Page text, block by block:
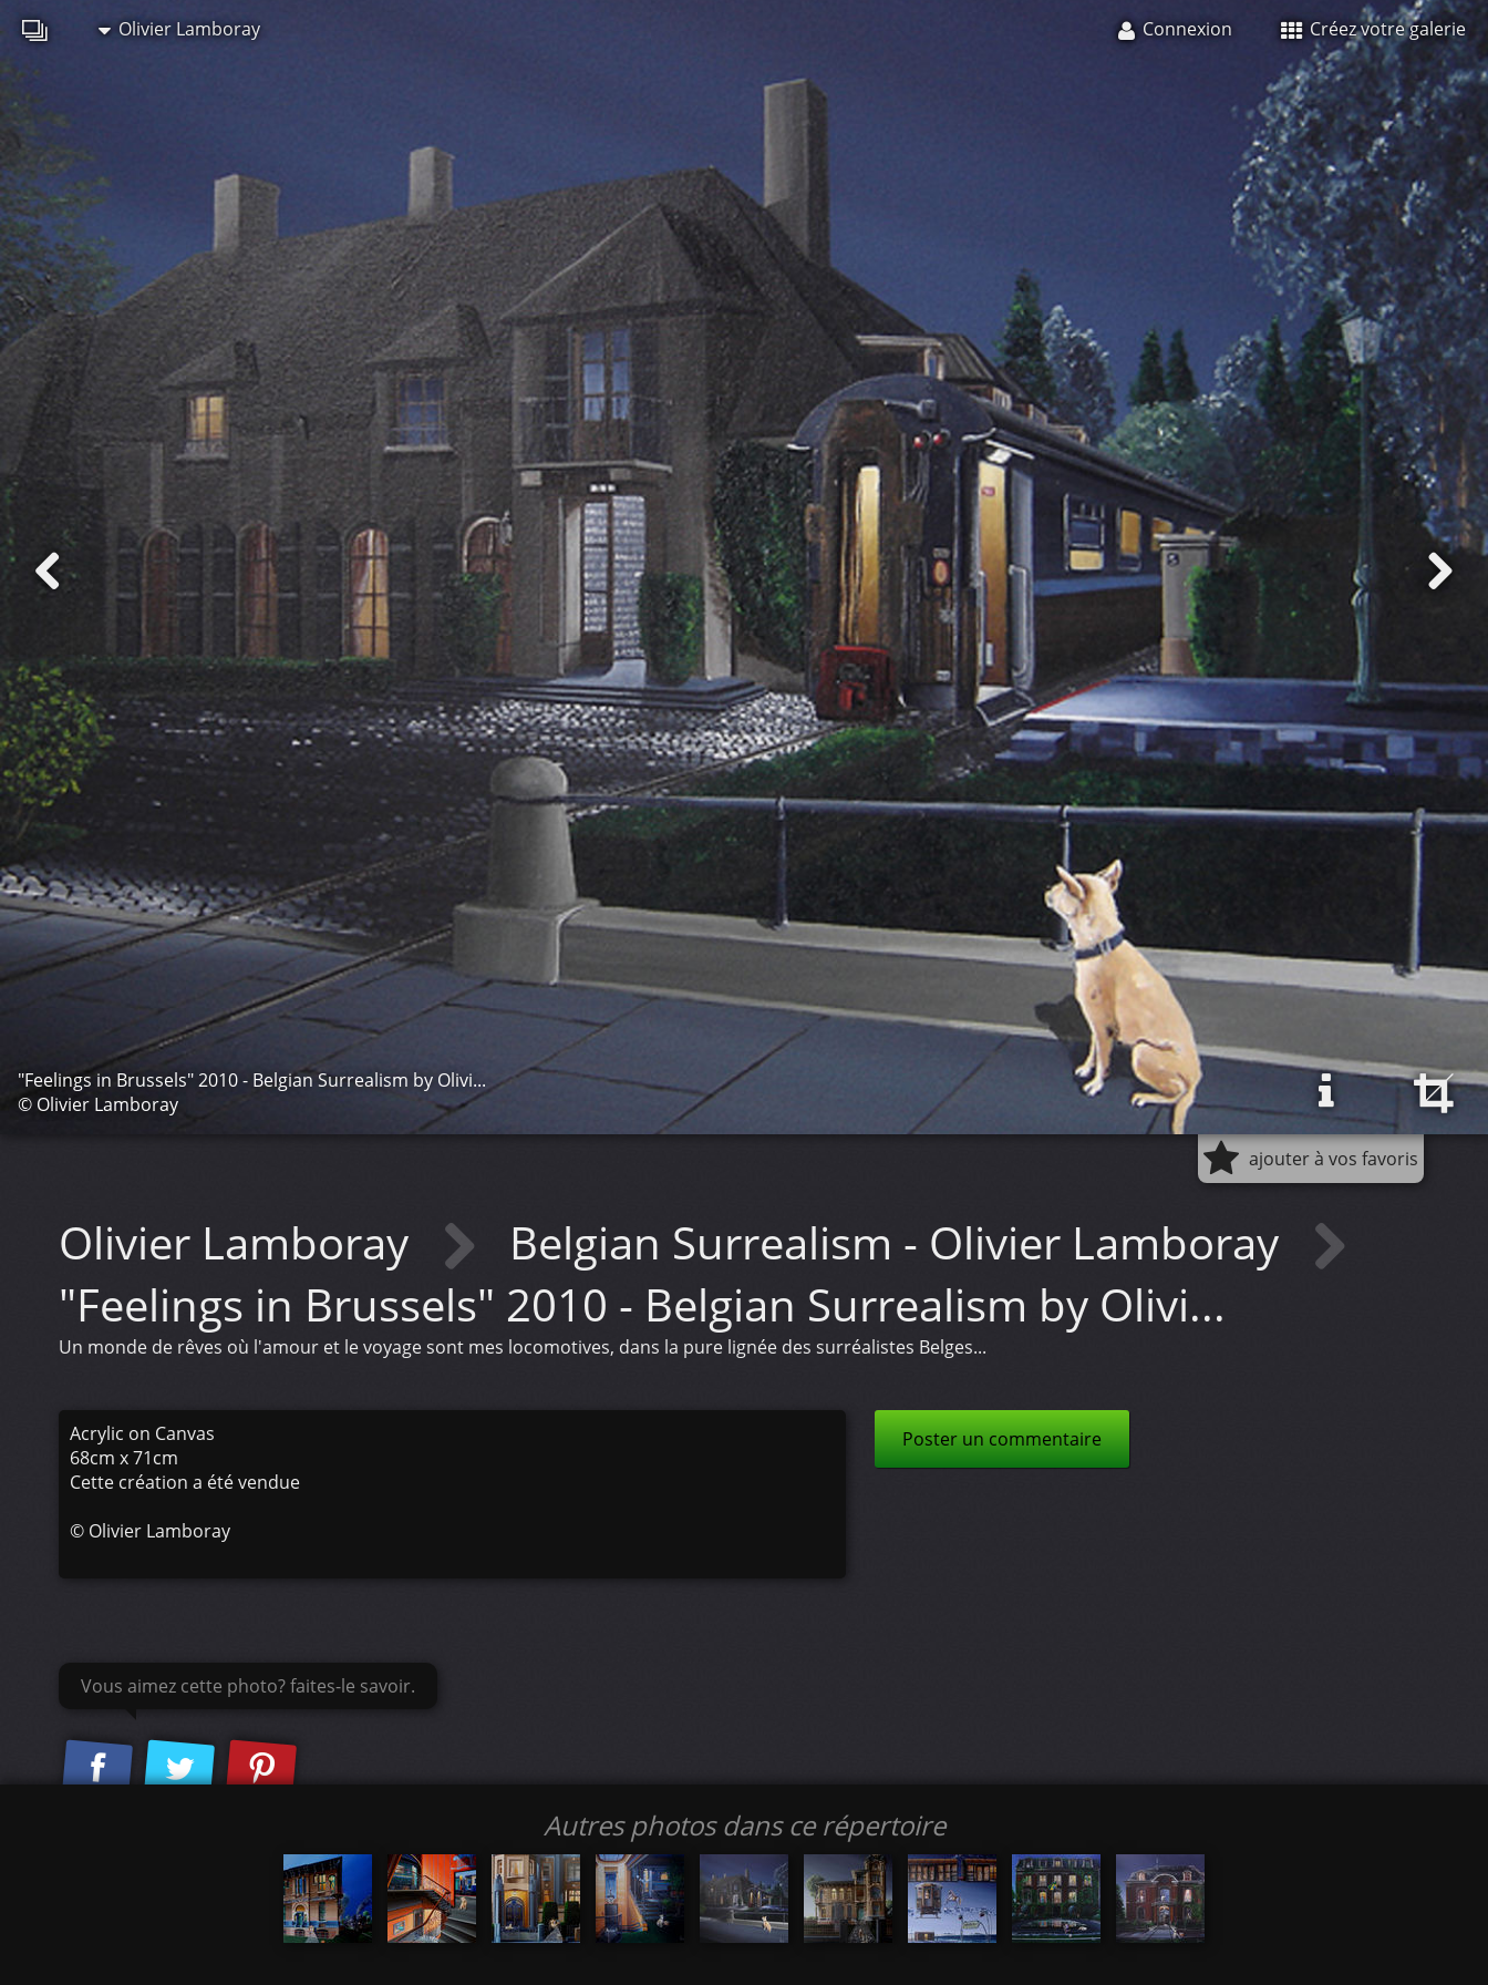
Olivier Lamboray Connexion Créez votre galerie
"Feelings in Brussels" 2010 - Belgian Surrealism by Olivi...
© Olivier Lamboray
ajouter à vos favoris
Olivier Lamboray
Belgian Surrealism - Olivier Lamboray
"Feelings in Brussels" 2010 - Belgian Surrealism by Olivi...
Un monde de rêves où l'amour et le voyage sont mes locomotives, dans la pure lignée des surréalistes Belges...
Acrylic on Canvas
68cm x 71cm
Cette création a été vendue
© Olivier Lamboray
Poster un commentaire
Vous aimez cette photo? faites-le savoir.
Autres photos dans ce répertoire